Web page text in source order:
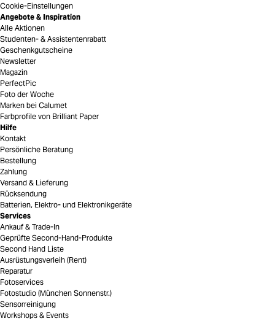
Cookie-Einstellungen
Angebote & Inspiration
Alle Aktionen
Studenten- & Assistentenrabatt
Geschenkgutscheine
Newsletter
Magazin
PerfectPic
Foto der Woche
Marken bei Calumet
Farbprofile von Brilliant Paper
Hilfe
Kontakt
Persönliche Beratung
Bestellung
Zahlung
Versand & Lieferung
Rücksendung
Batterien, Elektro- und Elektronikgeräte
Services
Ankauf & Trade-In
Geprüfte Second-Hand-Produkte
Second Hand Liste
Ausrüstungsverleih (Rent)
Reparatur
Fotoservices
Fotostudio (München Sonnenstr.)
Sensorreinigung
Workshops & Events